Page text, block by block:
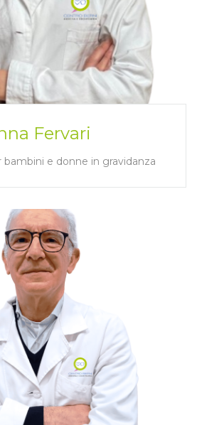
Fervari
bambini e donne in gravidanza